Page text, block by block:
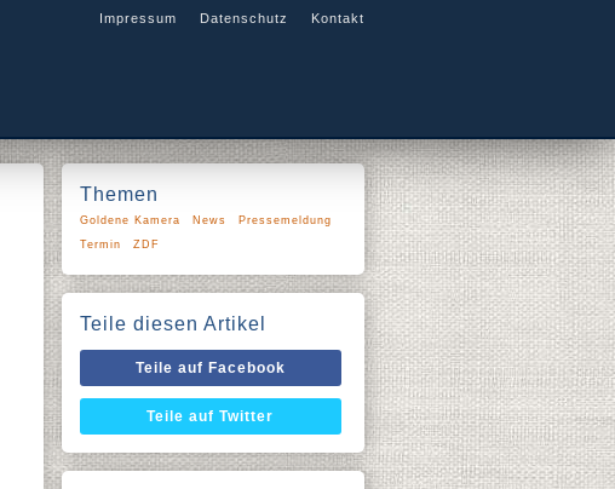
Impressum Datenschutz Kontakt
Themen
Goldene Kamera News
Pressemeldung
Termin
ZDF
Teile diesen Artikel
Teile auf Facebook
Teile auf Twitter